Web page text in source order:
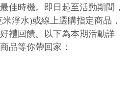
佳時機。即日起至活動期間，
淨水)或線上選購指定商品，
禮回饋。以下為本期活動詳
品等你帶回家：